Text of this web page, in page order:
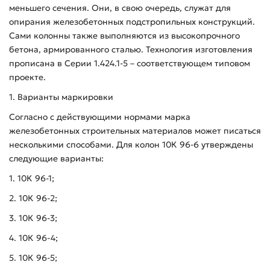
меньшего сечения. Они, в свою очередь, служат для
опирания железобетонных подстропильных конструкций.
Сами колонны также выполняются из высокопрочного
бетона, армированного сталью. Технология изготовления
прописана в Серии 1.424.1-5 – соответствующем типовом
проекте.
1. Варианты маркировки
Согласно с действующими нормами марка
железобетонных строительных материалов может писаться
несколькими способами. Для колон 10К 96-6 утверждены
следующие варианты:
1. 10К 96-1;
2. 10К 96-2;
3. 10К 96-3;
4. 10К 96-4;
5. 10К 96-5;